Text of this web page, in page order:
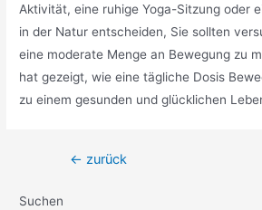
Aktivität, eine ruhige Yoga-Sitzung oder
in der Natur entscheiden, Sie sollten
eine moderate Menge an Bewegung zu
hat gezeigt, wie eine tägliche Dosis
zu einem gesunden und glücklichen
Beitragsnavigation
← zurück
Suchen